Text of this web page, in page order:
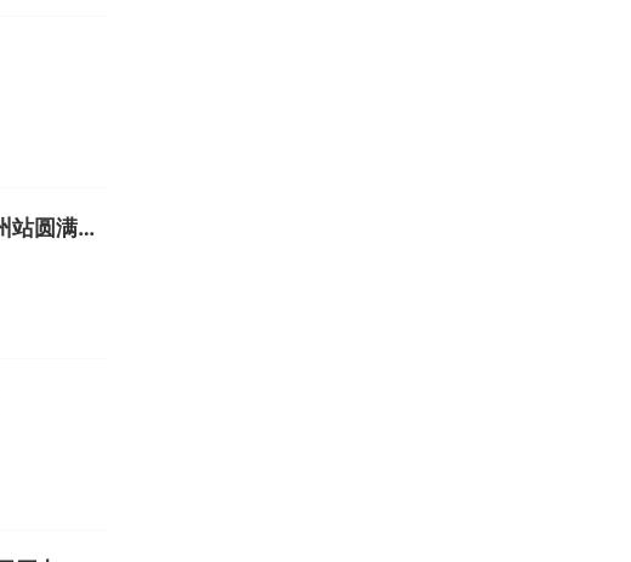
寻文化之根，解游园惊梦——《跟着课本去旅行》温州站圆满杀青